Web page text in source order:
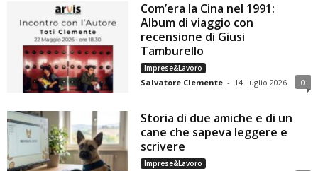
Com’era la Cina nel 1991:
Album di viaggio con
recensione di Giusi
Tamburello
Imprese&Lavoro
Salvatore Clemente - 14 Luglio 2026 0
Storia di due amiche e di un
cane che sapeva leggere e
scrivere
Imprese&Lavoro